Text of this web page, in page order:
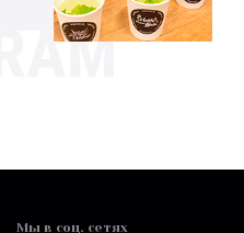
Мы в соц. сетях